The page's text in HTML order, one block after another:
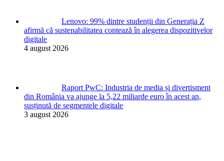
Lenovo: 99% dintre studenții din Generația Z
afirmă că sustenabilitatea contează în alegerea dispozitivelor
digitale
4 august 2026
Raport PwC: Industria de media și divertisment
din România va ajunge la 5,22 miliarde euro în acest an,
susținută de segmentele digitale
3 august 2026